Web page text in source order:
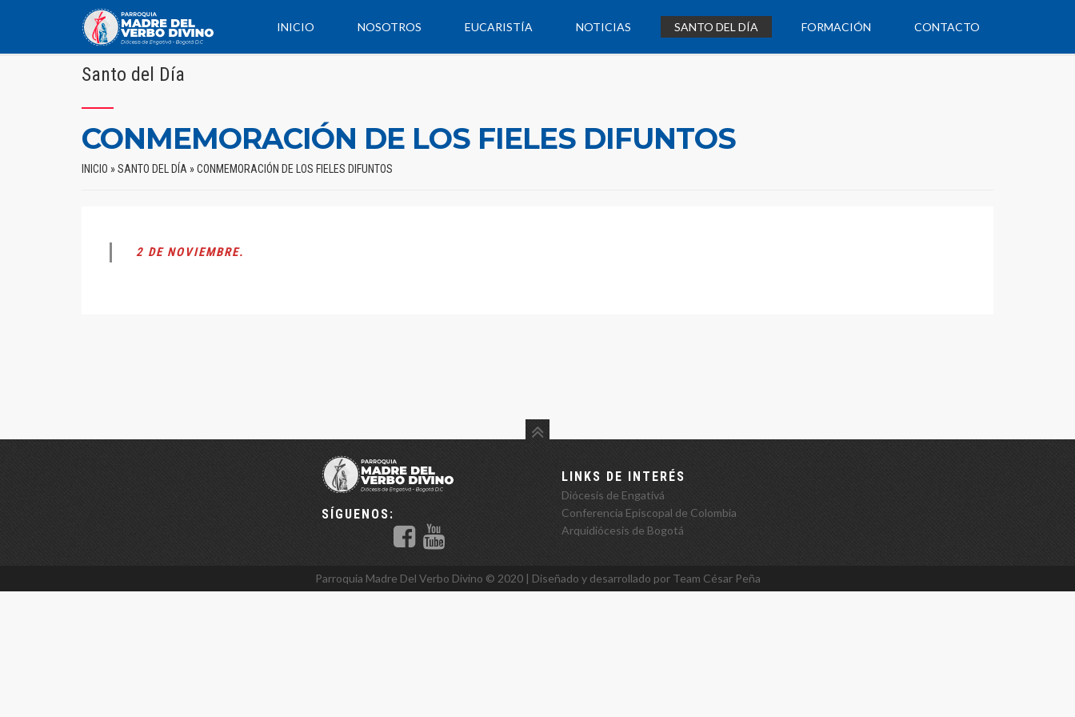
INICIO NOSOTROS EUCARISTÍA NOTICIAS SANTO DEL DÍA FORMACIÓN CONTACTO
Santo del Día
CONMEMORACIÓN DE LOS FIELES DIFUNTOS
INICIO »SANTO DEL DÍA »CONMEMORACIÓN DE LOS FIELES DIFUNTOS
2 DE NOVIEMBRE.
SÍGUENOS:
LINKS DE INTERÉS
Diócesis de Engativá
Conferencia Episcopal de Colombia
Arquidiócesis de Bogotá
Parroquia Madre Del Verbo Divino ©️ 2020 | Diseñado y desarrollado por Team César Peña